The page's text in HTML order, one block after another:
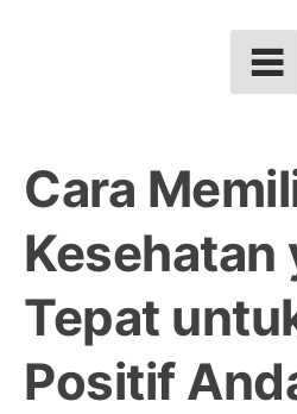
Cara
Kesehatan
Tepat
Positif